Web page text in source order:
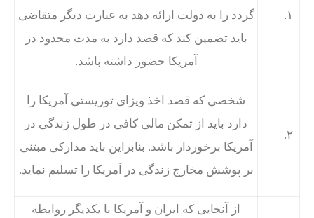
۱.
گردد را به دولت ارائه دهد به عبارت دیگر متقاضی
باید تضمین کند که قصد دارد به مدت محدود در
آمریکا حضور داشته باشد.
۲.
شخصی که قصد اخذ ویزای توریستی آمریکا را
دارد باید از تمکن مالی کافی در طول زندگی در
آمریکا برخوردار باشد. بنابراین باید مدارکی مبتنی
بر پوشش مخارج زندگی در آمریکا را تسلیم نماید.
از آنجایی که ایران و آمریکا با یکدیگر روابطه